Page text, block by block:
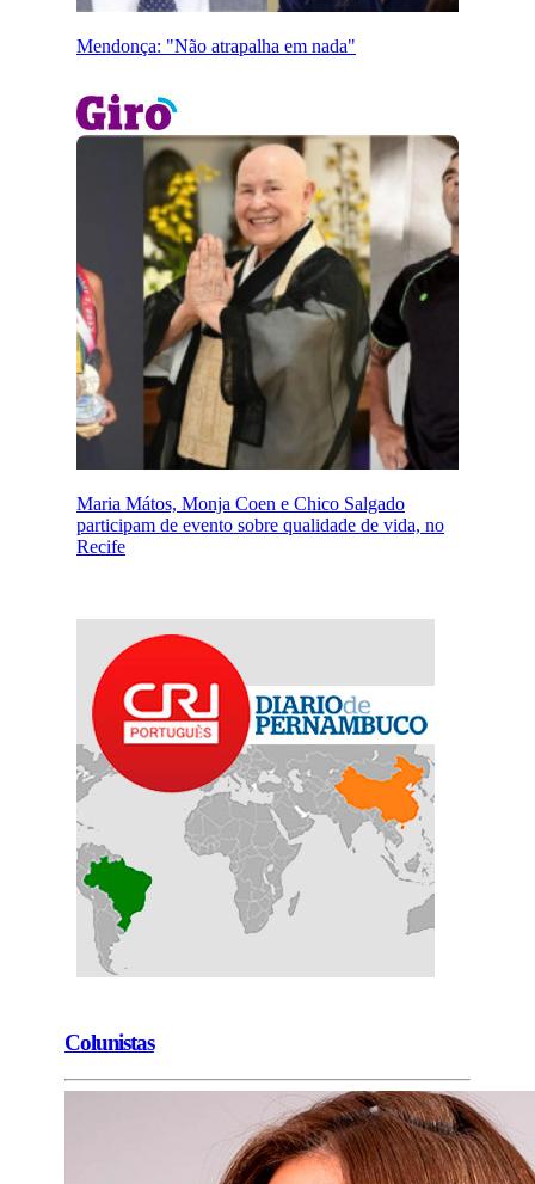
Mendonça: "Não atrapalha em nada"
Maria Mátos, Monja Coen e Chico Salgado
participam de evento sobre qualidade de vida, no
Recife
Colunistas